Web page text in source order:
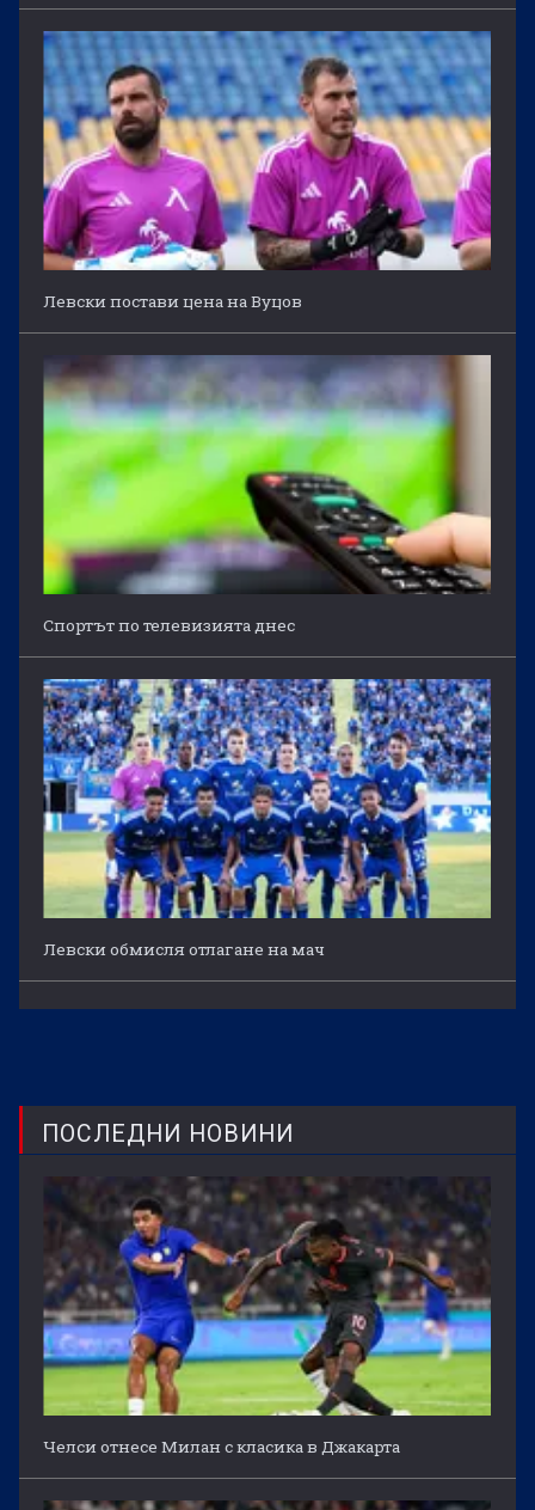
Левски постави цена на Вуцов
Спортът по телевизията днес
Левски обмисля отлагане на мач
ПОСЛЕДНИ НОВИНИ
Челси отнесе Милан с класика в Джакарта